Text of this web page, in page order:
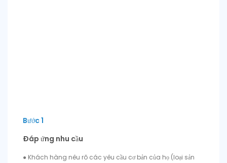
Bước 1
Đáp ứng nhu cầu
● Khách hàng nêu rõ các yêu cầu cơ bản của họ (loại sản